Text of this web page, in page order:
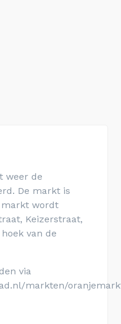
weer de
De markt is
markt wordt
Keizerstraat,
van de
via
markten/